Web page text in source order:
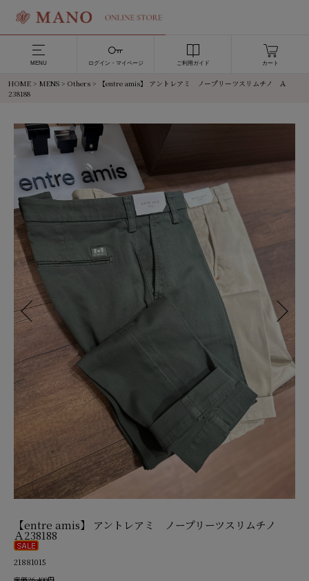
MENU ログイン・マイページ ご利用ガイド カート
HOME > MENS > Others > 【entre amis】 アントレアミ ノープリーツスリムチノ Ａ
238188
【entre amis】 アントレアミ ノープリーツスリムチノ
Ａ238188
21881015